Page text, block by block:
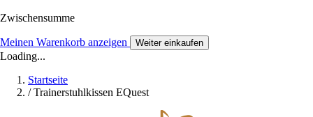
Zwischensumme
Meinen Warenkorb anzeigen Weiter einkaufen
Loading...
Startseite
/ Trainerstuhlkissen EQuest